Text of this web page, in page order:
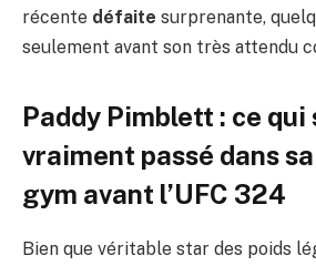
récente défaite surprenante,
seulement avant son très attendu
Paddy Pimblett : ce qui
vraiment passé dans
gym avant l’UFC 324
Bien que véritable star des poids